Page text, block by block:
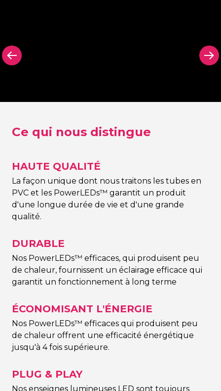
Signing
découpé
Signing
Ce qui nous distingue
HAUTE QUALITÉ
La façon unique dont nous traitons les tubes en
PVC et les PowerLEDs™ garantit un produit
d'une longue durée de vie et d'une grande
qualité.
DURABLE
Nos PowerLEDs™ efficaces, qui produisent peu
de chaleur, fournissent un éclairage efficace qui
garantit un fonctionnement à long terme
ÉCONOMISANT L'ÉNERGIE
Nos PowerLEDs™ efficaces qui produisent peu
de chaleur offrent une efficacité énergétique
jusqu'à 4 fois supérieure.
PLUG & PLAY
Nos enseignes lumineuses LED sont toujours